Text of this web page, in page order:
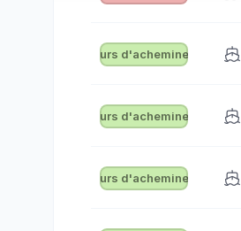
En cours d'acheminement
En cours d'acheminement
En cours d'acheminement